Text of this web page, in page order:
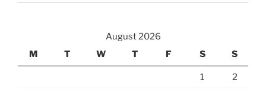
August 2026
M
T W T F S S
1 2